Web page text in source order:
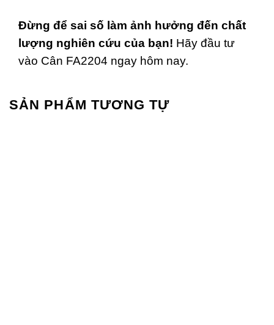
Đừng để sai số làm ảnh hưởng đến chất
lượng nghiên cứu của bạn! Hãy đầu tư
vào Cân FA2204 ngay hôm nay.
SẢN PHẨM TƯƠNG TỰ